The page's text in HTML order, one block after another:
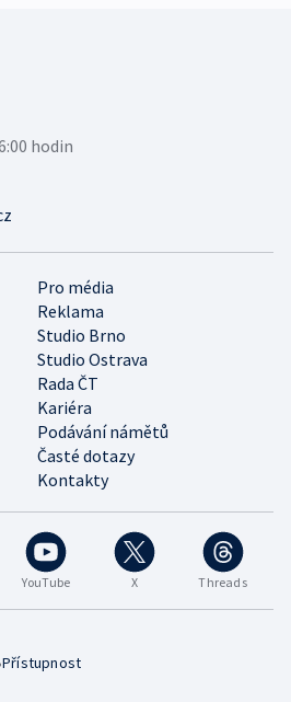
YouTube X Threads
Pro média
Reklama
Studio Brno
Studio Ostrava
Rada ČT
Kariéra
Podávání námětů
Časté dotazy
Kontakty
hodin
Přístupnost